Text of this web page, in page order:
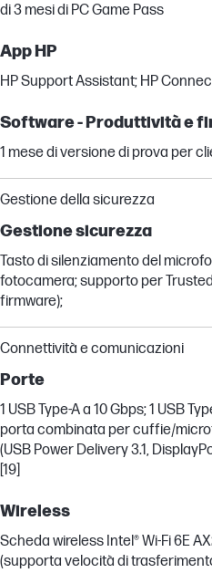
di 3 mesi di PC Game Pass
App HP
HP Support Assistant; HP
Software - Produttività e
1 mese di versione di prova per
Gestione della sicurezza
Gestione sicurezza
Tasto di silenziamento del
fotocamera; supporto per
firmware);
Connettività e comunicazioni
Porte
1 USB Type-A a 10 Gbps; 1 USB
porta combinata per cuffie/
(USB Power Delivery 3.1,
[19]
Wireless
Scheda wireless Intel® Wi-Fi 6E
(supporta velocità di trasferimento